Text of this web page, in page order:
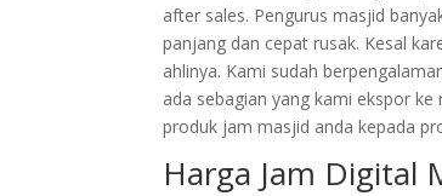
after sales. Pengurus masjid
panjang dan cepat rusak. Kesal
ahlinya. Kami sudah
ada sebagian yang kami ekspor
produk jam masjid anda kepada
Harga Jam Digital